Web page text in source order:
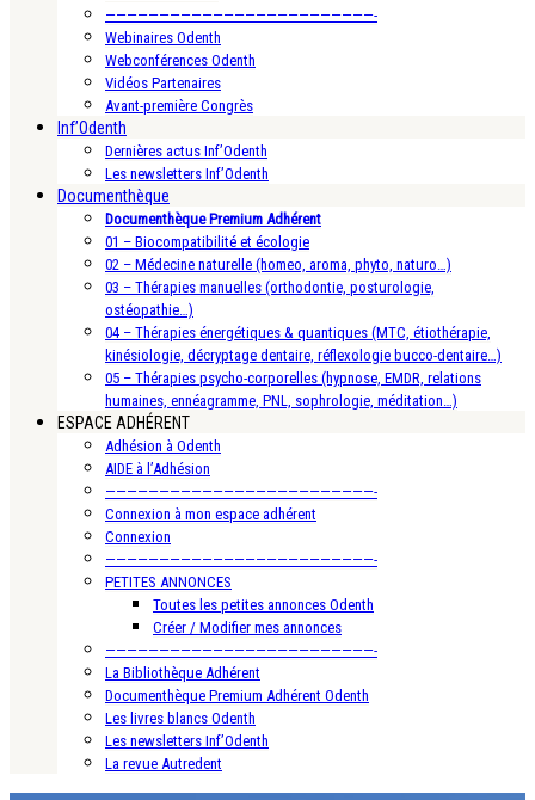
—————————————————————————-
Webinaires Odenth
Webconférences Odenth
Vidéos Partenaires
Avant-première Congrès
Inf’Odenth
Dernières actus Inf’Odenth
Les newsletters Inf’Odenth
Documenthèque
Documenthèque Premium Adhérent
01 – Biocompatibilité et écologie
02 – Médecine naturelle (homeo, aroma, phyto, naturo…)
03 – Thérapies manuelles (orthodontie, posturologie,
ostéopathie…)
04 – Thérapies énergétiques & quantiques (MTC, étiothérapie,
kinésiologie, décryptage dentaire, réflexologie bucco-dentaire…)
05 – Thérapies psycho-corporelles (hypnose, EMDR, relations
humaines, ennéagramme, PNL, sophrologie, méditation…)
ESPACE ADHÉRENT
Adhésion à Odenth
AIDE à l’Adhésion
—————————————————————————-
Connexion à mon espace adhérent
Connexion
—————————————————————————-
PETITES ANNONCES
Toutes les petites annonces Odenth
Créer / Modifier mes annonces
—————————————————————————-
La Bibliothèque Adhérent
Documenthèque Premium Adhérent Odenth
Les livres blancs Odenth
Les newsletters Inf’Odenth
La revue Autredent